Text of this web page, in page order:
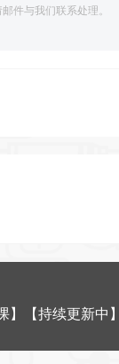
件与我们联系处理。
【持续更新中】